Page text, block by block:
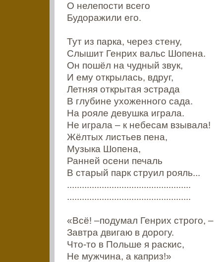
О нелепости всего
Будоражили его.
Тут из парка, через стену,
Слышит Генрих вальс Шопена.
Он пошёл на чудный звук,
И ему открылась, вдруг,
Летняя открытая эстрада
В глубине ухоженного сада.
На рояле девушка играла.
Не играла – к небесам взывала!
Жёлтых листьев пена,
Музыка Шопена,
Ранней осени печаль
В старый парк струил рояль...
..................................................
..................................................
«Всё! –подумал Генрих строго, –
Завтра двигаю в дорогу.
Что-то в Польше я раскис,
Не мужчина, а каприз!»